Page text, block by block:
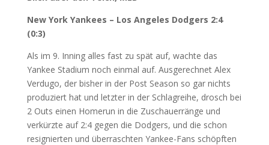
New York Yankees – Los Angeles Dodgers 2:4
(0:3)
Als im 9. Inning alles fast zu spät auf, wachte das
Yankee Stadium noch einmal auf. Ausgerechnet Alex
Verdugo, der bisher in der Post Season so gar nichts
produziert hat und letzter in der Schlagreihe, drosch bei
2 Outs einen Homerun in die Zuschauerränge und
verkürzte auf 2:4 gegen die Dodgers, und die schon
resignierten und überraschten Yankee-Fans schöpften